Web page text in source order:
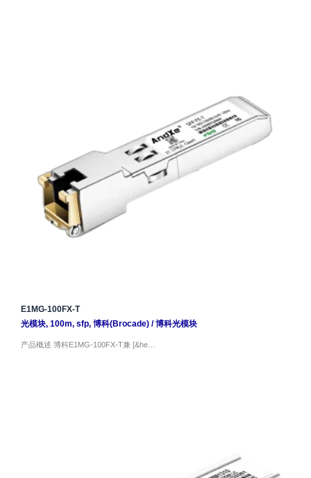
E1MG-100FX-T
光模块, 100m, sfp, 博科(Brocade)/博科光模块
产品概述 博科E1MG-100FX-T兼 [&he…